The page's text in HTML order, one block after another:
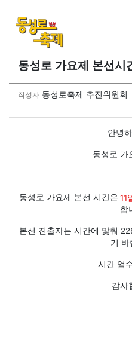
동성로 가요제 본선시
작성자 동성로축제 추진위원회
안녕
동성로 가
동성로 가요제 본선 시간은 11
합
본선 진출자는 시간에 맟춰
기 바
시간 엄
감사